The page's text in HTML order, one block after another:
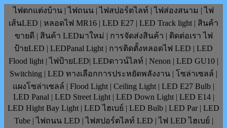
ไฟตกแต่งบ้าน | ไฟถนน | ไฟสปอร์ตไลท์ | ไฟส่องสนาม | ไฟ
เส้นLED | หลอดไฟ MR16 | LED E27 | LED Track light | สินค้า
ขายดี | สินค้า LEDมาใหม่ | การจัดส่งสินค้า | ติดต่อเรา ไฟ
ป้ายLED | LEDPanal Light | การติดตั้งหลอดไฟ LED | LED
Flood light | ไฟป้ายLED| LEDดาวน์ไลท์ | Nenon | LED GU10 |
Switching | LED ทางเลือกการประหยัดพลังงาน | โซล่าเซลล์ |
แผงโซล่าเซลล์ | Flood Light | Ceiling Light | LED E27 Bulb |
LED Panal | LED Street Light | LED Down Light | LED E14 |
LED Hight Bay Light | LED ไฮเบย์ | LED Bulb | LED Par | LED
Tube | ไฟถนน LED | ไฟสปอร์ตไลท์ LED | ไฟ LED ไฮเบย์ |